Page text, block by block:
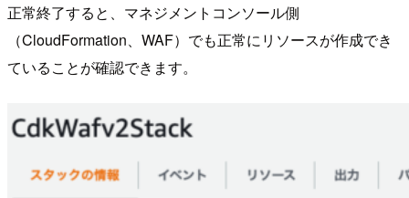
正常終了すると、マネジメントコンソール側
（CloudFormation、WAF）でも正常にリソースが作成でき
ていることが確認できます。